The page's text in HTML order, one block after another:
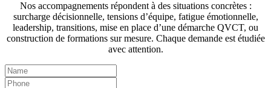
Nos accompagnements répondent à des situations concrètes :
surcharge décisionnelle, tensions d’équipe, fatigue émotionnelle,
leadership, transitions, mise en place d’une démarche QVCT, ou
construction de formations sur mesure. Chaque demande est étudiée
avec attention.